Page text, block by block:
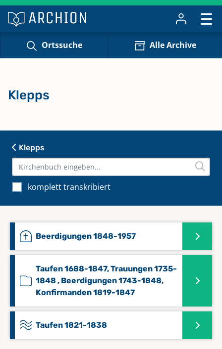
Ortssuche Alle Archive
Klepps
komplett transkribiert
Beerdigungen 1848-1957
Taufen 1688-1847, Trauungen 1735-
1848 , Beerdigungen 1743-1848,
Konfirmanden 1819-1847
Taufen 1821-1838
Klepps